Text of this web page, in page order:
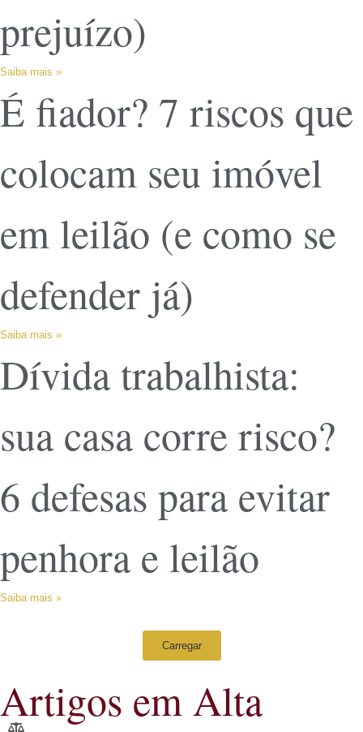
prejuízo)
Saiba mais »
É fiador? 7 riscos que
colocam seu imóvel
em leilão (e como se
defender já)
Saiba mais »
Dívida trabalhista:
sua casa corre risco?
6 defesas para evitar
penhora e leilão
Saiba mais »
Carregar
Artigos em Alta